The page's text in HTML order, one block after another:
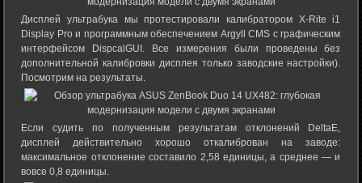
Дисплей ультрабука мы протестировали калибратором X-Rite i1
Display Pro и программным обеспечением Argyll CMS с графическим
интерфейсом DispcalGUI. Все измерения были проведены без
дополнительной калибровки дисплея только заводские настройки).
Посмотрим на результаты.
Если судить по полученным результатам отклонений DeltaE,
дисплей действительно хорошо откалиброван на заводе:
максимальное отклонение составило 2,58 единицы, а среднее — и
вовсе 0,8 единицы.